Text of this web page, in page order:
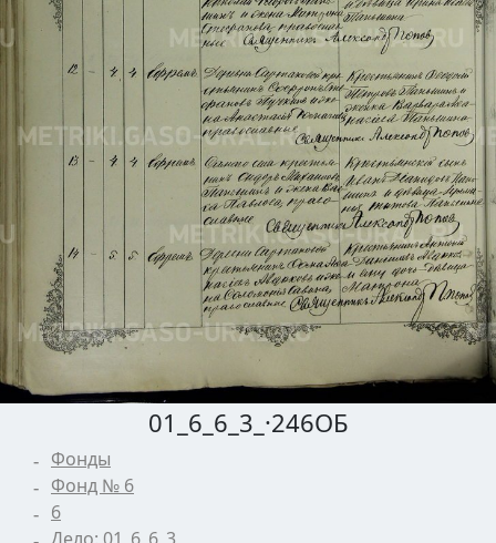
01_6_6_3_·246ОБ
Фонды
Фонд № 6
6